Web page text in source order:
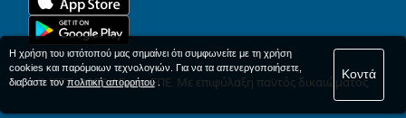
© 1977-2026AFerry ΕΠΕ. Με επιφύλαξη παντός δικαιώματος.
Η χρήση του ιστότοπού μας σημαίνει ότι συμφωνείτε με τη χρήση
cookies και παρόμοιων τεχνολογιών. Για να τα απενεργοποιήσετε,
διαβάστε τονπολιτική απορρήτου.
Κοντά